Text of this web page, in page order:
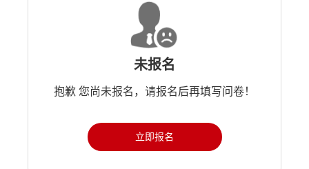
未报名
抱歉 您尚未报名，请报名后再填写问卷！
立即报名